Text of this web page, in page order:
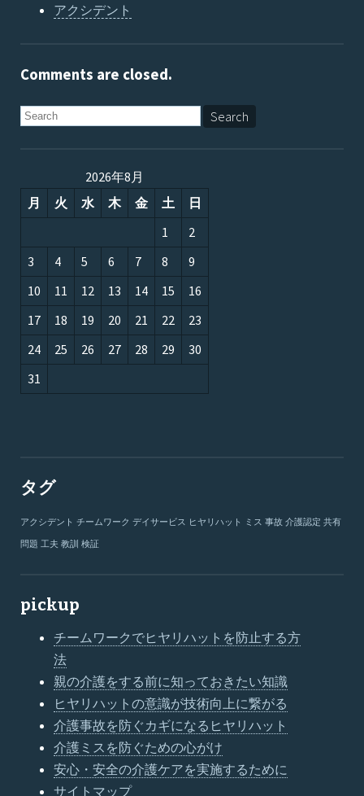
アクシデント
Comments are closed.
2026年8月
月
火 水 木 金 土
日
1
2
3
4 5 6 7 8
9
10
11 12 13 14 15
16
17
18 19 20 21 22
23
24
25 26 27 28 29
30
31
タグ
アクシデント チームワーク デイサービス ヒヤリハット ミス 事故 介護認定 共有
問題 工夫 教訓 検証
pickup
チームワークでヒヤリハットを防止する方
法
親の介護をする前に知っておきたい知識
ヒヤリハットの意識が技術向上に繋がる
介護事故を防ぐカギになるヒヤリハット
介護ミスを防ぐための心がけ
安心・安全の介護ケアを実施するために
サイトマップ